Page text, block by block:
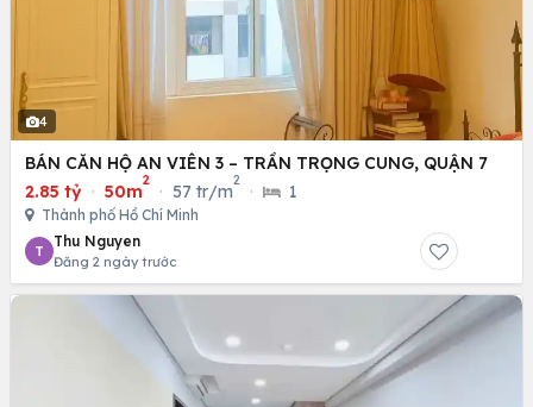
4
BÁN CĂN HỘ AN VIÊN 3 – TRẦN TRỌNG CUNG, QUẬN 7
2.85 tỷ · 50m
2
· 57 tr/m
2
· 1
Thành phố Hồ Chí Minh
T
Thu Nguyen
Đăng 2 ngày trước